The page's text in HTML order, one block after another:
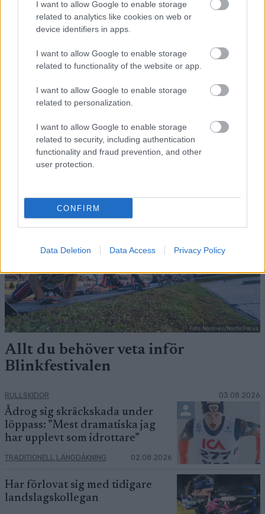
I want to allow Google to enable storage
related to analytics like cookies on web or
device identifiers in apps.
I want to allow Google to enable storage
related to functionality of the website or app.
I want to allow Google to enable storage
related to personalization.
I want to allow Google to enable storage
related to security, including authentication
functionality and fraud prevention, and other
user protection.
CONFIRM
Data Deletion Data Access Privacy Policy
26
2026
SKIDSKY
KNING
26 TTE
26
TTE
8.20
26
SKIDSKY
TTE
FLER ARTIKLAR
Foto: Nordnes/NordicFocus
Allt du behöver veta inför
Blinkfestivalen
RULLSKIDOR 03.08.2026
Ådrog sig skräckskada under
löppass: ”Mest dramatiska jag
har upplevt som idrottare”
TRADITIONELL LÄNGDÅKNING 02.08.2026
Har förlovat sig med tidigare
landslagskollegan